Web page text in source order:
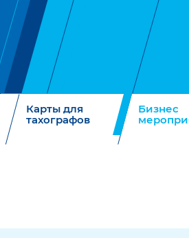
Карты для
тахографов
Бизнес